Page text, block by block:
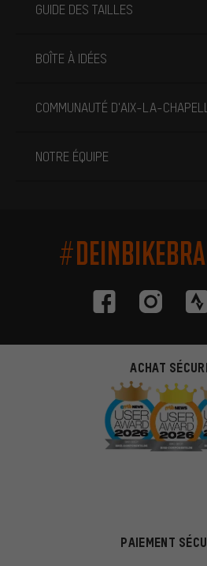
GUIDE DES TAILLES
BOÎTE À IDÉES
COMMUNAUTÉ D'AIX-LA-
NOTRE ÉQUIPE
ACHAT
PAIEMENT